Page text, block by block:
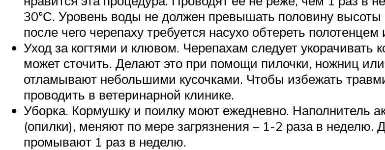
30°С. Уровень воды не должен превышать половину
после чего черепаху требуется насухо обтереть
Уход за когтями и клювом. Черепахам следует укорачивать
может сточить. Делают это при помощи пилочки, ножниц
отламывают небольшими кусочками. Чтобы избежать
проводить в ветеринарной клинике.
Уборка. Кормушку и поилку моют ежедневно. Наполнитель
(опилки), меняют по мере загрязнения – 1-2 раза в неделю.
промывают 1 раз в неделю.